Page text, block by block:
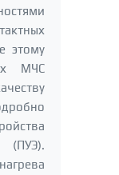
этому
МЧС